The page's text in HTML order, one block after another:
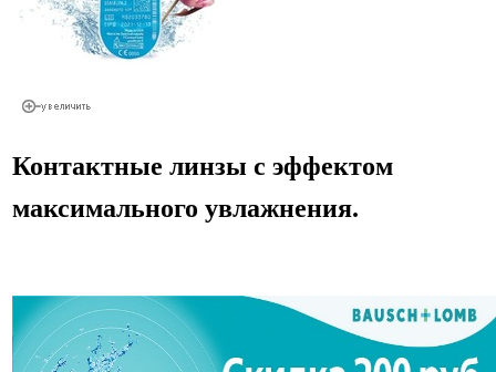
Контактные линзы с эффектом
максимального увлажнения.